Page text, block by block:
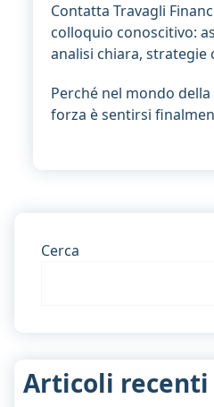
Contatta Travagli
colloquio conoscitivo:
analisi chiara, strategie
Perché nel mondo
forza è sentirsi
Cerca
Articoli recenti